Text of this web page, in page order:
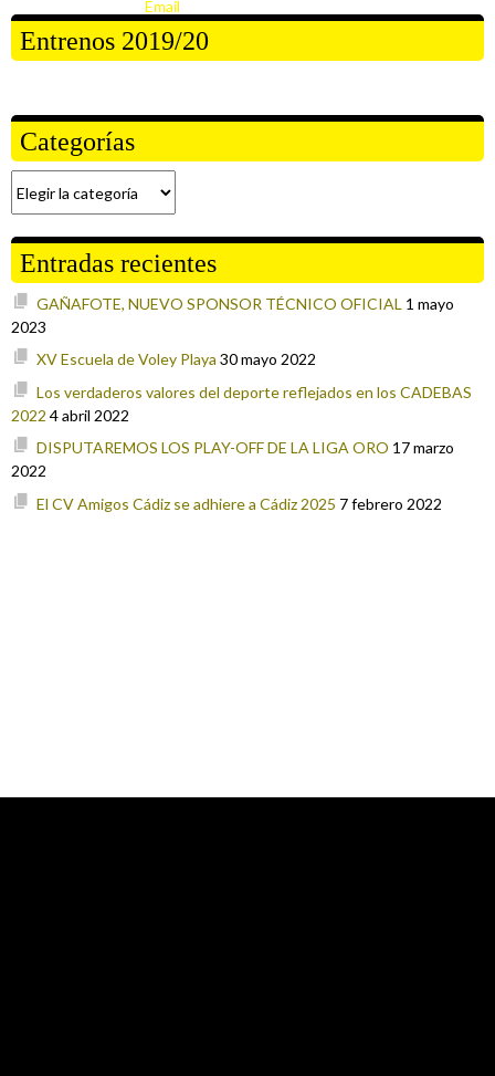
Entrenos 2019/20
Categorías
Entradas recientes
GAÑAFOTE, NUEVO SPONSOR TÉCNICO OFICIAL 1 mayo
2023
XV Escuela de Voley Playa 30 mayo 2022
Los verdaderos valores del deporte reflejados en los CADEBAS
2022 4 abril 2022
DISPUTAREMOS LOS PLAY-OFF DE LA LIGA ORO 17 marzo
2022
El CV Amigos Cádiz se adhiere a Cádiz 2025 7 febrero 2022